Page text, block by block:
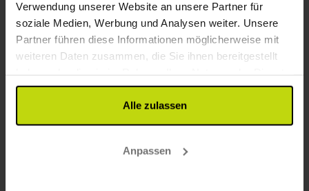
Verwendung unserer Website an unsere Partner für
soziale Medien, Werbung und Analysen weiter. Unsere
Partner führen diese Informationen möglicherweise mit
weiteren Daten zusammen, die Sie ihnen bereitgestellt
gesammelt haben.
Alle zulassen
Anpassen
Tiefpreis!! Zentral in Herning
Herning City Hotel
63 Bewertungen
Herning
Inkl. 2-Gänge Menü